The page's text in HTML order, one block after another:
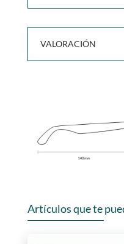
VALORACIÓN
Artículos que te